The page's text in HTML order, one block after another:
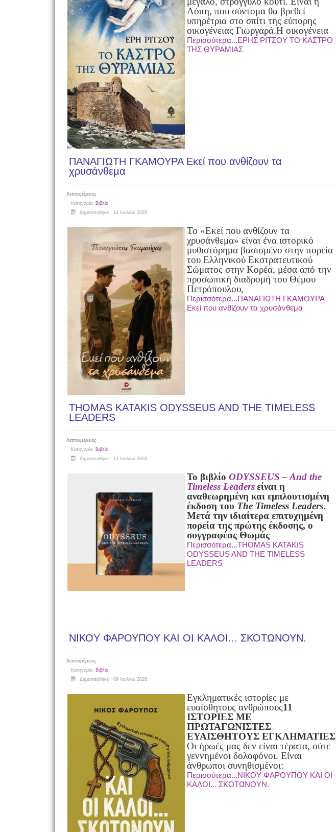
Λόπη, που σύντομα θα βρεθεί
υπηρέτρια στο σπίτι της εύπορης
οικογένειας Γιωργαρά.Η οικογένεια
Περισσότερα...ΕΡΗΣ ΡΙΤΣΟΥ ΤΟ ΚΑΣΤΡΟ
ΤΗΣ ΘΥΡΑΜΙΑΣ
ΠΑΝΑΓΙΩΤΗ ΓΚΑΜΟΥΡΑ Εκεί που ανθίζουν τα
χρυσάνθεμα
Λεπτομέρειες
Κατηγορία: Βιβλίο
Δημοσιεύθηκε : 14 Ιουλίου 2026
Το «Εκεί που ανθίζουν τα
χρυσάνθεμα» είναι ένα ιστορικό
μυθιστόρημα βασισμένο στην πορεία
του Ελληνικού Εκστρατευτικού
Σώματος στην Κορέα, μέσα από την
προσωπική διαδρομή του Θέμου
Πετρόπουλου,
Περισσότερα...ΠΑΝΑΓΙΩΤΗ ΓΚΑΜΟΥΡΑ
Εκεί που ανθίζουν τα χρυσάνθεμα
THOMAS KATAKIS ODYSSEUS AND THE TIMELESS
LEADERS
Λεπτομέρειες
Κατηγορία: Βιβλίο
Δημοσιεύθηκε : 13 Ιουλίου 2026
Το βιβλίο ODYSSEUS – And the
Timeless Leadersείναι η
αναθεωρημένη και εμπλουτισμένη
έκδοση του The Timeless Leaders.
Μετά την ιδιαίτερα επιτυχημένη
πορεία της πρώτης έκδοσης, ο
συγγραφέας Θωμάς
Περισσότερα...THOMAS KATAKIS
ODYSSEUS AND THE TIMELESS
LEADERS
ΝΙΚΟY ΦΑΡΟΥΠΟY ΚΑΙ ΟΙ ΚΑΛΟΙ... ΣΚΟΤΩΝΟΥΝ.
Λεπτομέρειες
Κατηγορία: Βιβλίο
Δημοσιεύθηκε : 09 Ιουλίου 2026
Εγκληματικές ιστορίες με
ευαίσθητους ανθρώπους11
ΙΣΤΟΡΙΕΣ ΜΕ
ΠΡΩΤΑΓΩΝΙΣΤΕΣ
ΕΥΑΙΣΘΗΤΟΥΣ ΕΓΚΛΗΜΑΤΙΕΣ
Οι ήρωές μας δεν είναι τέρατα, ούτε
γεννημένοι δολοφόνοι. Είναι
άνθρωποι συνηθισμένοι:
Περισσότερα...ΝΙΚΟY ΦΑΡΟΥΠΟY ΚΑΙ ΟΙ
ΚΑΛΟΙ... ΣΚΟΤΩΝΟΥΝ.